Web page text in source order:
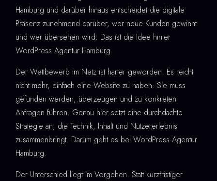
Hamburg und darüber hinaus entscheidet die digitale
Präsenz zunehmend darüber, wer neue Kunden gewinnt
und wer übersehen wird. Das ist die Idee hinter
WordPress Agentur Hamburg.
Der Wettbewerb im Netz ist härter geworden. Es reicht
nicht mehr, einfach eine Website zu haben. Sie muss
gefunden werden, überzeugen und zu konkreten
Anfragen führen. Genau hier setzt eine durchdachte
Strategie an, die Technik, Inhalt und Nutzererlebnis
zusammenbringt. Darum geht es bei WordPress Agentur
Hamburg.
Der Unterschied liegt im Vorgehen. Statt kurzfristiger